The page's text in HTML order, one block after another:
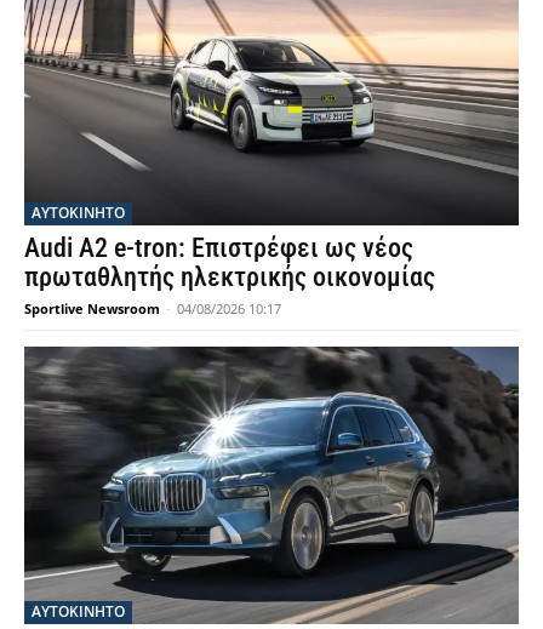
ΑΥΤΟΚΙΝΗΤΟ
Audi A2 e-tron: Επιστρέφει ως νέος
πρωταθλητής ηλεκτρικής οικονομίας
Sportlive Newsroom - 04/08/2026 10:17
ΑΥΤΟΚΙΝΗΤΟ